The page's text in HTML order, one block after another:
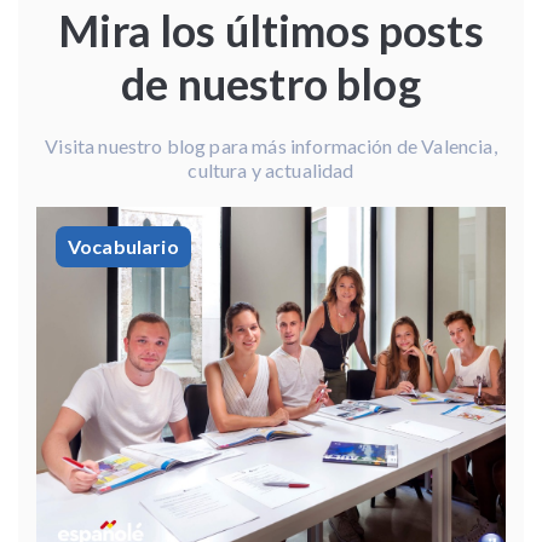
Mira los últimos posts
de nuestro blog
Visita nuestro blog para más información de Valencia,
cultura y actualidad
Vocabulario